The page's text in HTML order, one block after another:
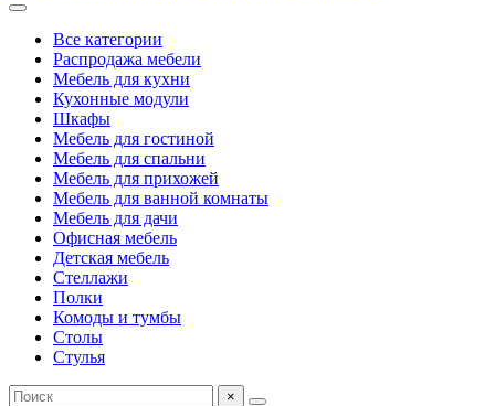
Все категории
Распродажа мебели
Мебель для кухни
Кухонные модули
Шкафы
Мебель для гостиной
Мебель для спальни
Мебель для прихожей
Мебель для ванной комнаты
Мебель для дачи
Офисная мебель
Детская мебель
Стеллажи
Полки
Комоды и тумбы
Столы
Стулья
×